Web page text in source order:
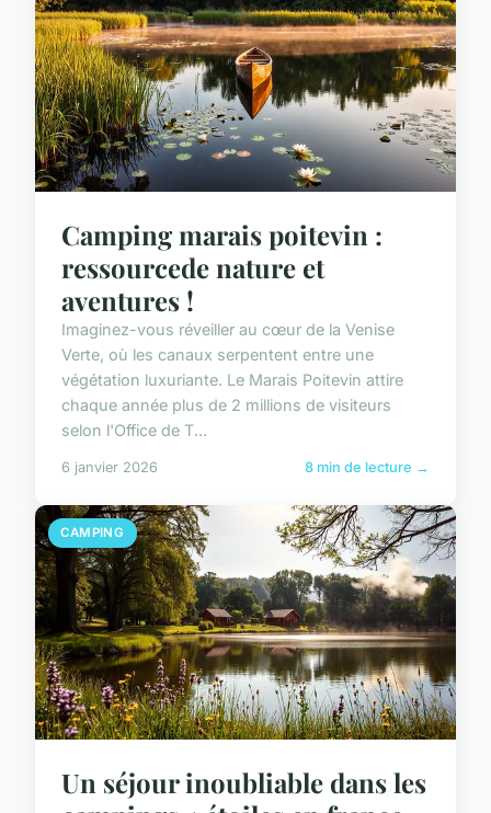
Camping marais poitevin :
ressourcede nature et
aventures !
Imaginez-vous réveiller au cœur de la Venise
Verte, où les canaux serpentent entre une
végétation luxuriante. Le Marais Poitevin attire
chaque année plus de 2 millions de visiteurs
selon l'Office de T...
6 janvier 2026 8 min de lecture →
CAMPING
Un séjour inoubliable dans les